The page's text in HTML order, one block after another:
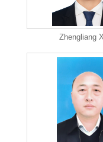
Zhengliang